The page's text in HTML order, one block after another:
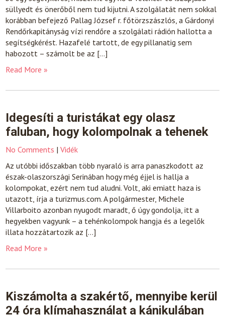
süllyedt és önerőből nem tud kijutni. A szolgálatát nem sokkal
korábban befejező Pallag József r. főtörzszászlós, a Gárdonyi
Rendőrkapitányság vízi rendőre a szolgálati rádión hallotta a
segítségkérést. Hazafelé tartott, de egy pillanatig sem
habozott – számolt be az […]
Read More »
Idegesíti a turistákat egy olasz
faluban, hogy kolompolnak a tehenek
No Comments |Vidék
Az utóbbi időszakban több nyaraló is arra panaszkodott az
észak-olaszországi Serinában hogy még éjjel is hallja a
kolompokat, ezért nem tud aludni. Volt, aki emiatt haza is
utazott, írja a turizmus.com. A polgármester, Michele
Villarboito azonban nyugodt maradt, ő úgy gondolja, itt a
hegyekben vagyunk – a tehénkolompok hangja és a legelők
illata hozzátartozik az […]
Read More »
Kiszámolta a szakértő, mennyibe kerül
24 óra klímahasználat a kánikulában